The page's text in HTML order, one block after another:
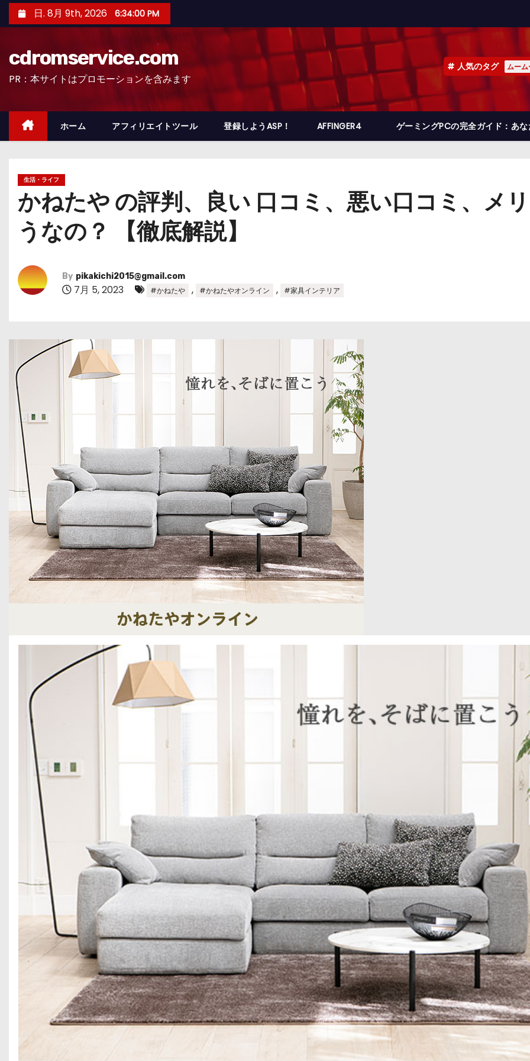
ン
ッ
日. 8月 9th, 2026 6:34:01 PM
cdromservice.com
PR：本サイトはプロモーションを含みます
人気のタグ ムー
ホーム アフィリエイトツール 登録しようASP！ AFFINGER4 ゲーミングPCの完全ガイド：あ
生活・ライフ
かねたや の評判、良い 口コミ、悪い口コミ、メ
うなの？ 【徹底解説】
By pikakichi2015@gmail.com
7月 5, 2023 #かねたや , #かねたやオンライン , #家具インテリア